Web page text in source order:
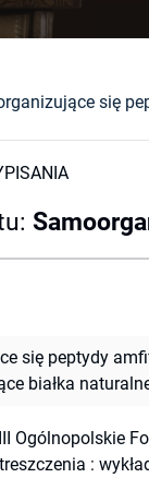
:
się peptydy
białka
III Ogólnopolskie
: